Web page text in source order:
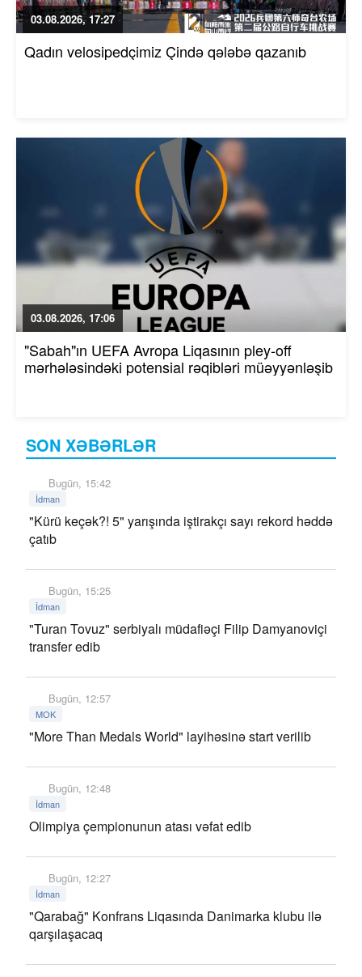
SON XƏBƏRLƏR
Bugün, 15:42
İdman
"Kürü keçək?! 5" yarışında iştirakçı sayı rekord həddə
çatıb
Bugün, 15:25
İdman
"Turan Tovuz" serbiyalı müdafiəçi Filip Damyanoviçi
transfer edib
Bugün, 12:57
MOK
"More Than Medals World" layihəsinə start verilib
Bugün, 12:48
İdman
Olimpiya çempionunun atası vəfat edib
Bugün, 12:27
İdman
"Qarabağ" Konfrans Liqasında Danimarka klubu ilə
qarşılaşacaq
03.08.2026, 17:27
Qadın velosipedçimiz Çində qələbə qazanıb
03.08.2026, 17:06
"Sabah"ın UEFA Avropa Liqasının pley-off
mərhələsindəki potensial rəqibləri müəyyənləşib